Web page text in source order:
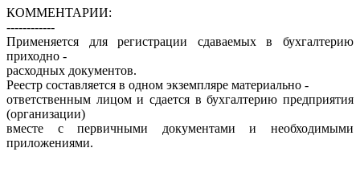
КОММЕНТАРИИ:
------------
Применяется для регистрации сдаваемых в бухгалтерию
приходно -
расходных документов.
Реестр составляется в одном экземпляре материально -
ответственным лицом и сдается в бухгалтерию предприятия
(организации)
вместе с первичными документами и необходимыми
приложениями.